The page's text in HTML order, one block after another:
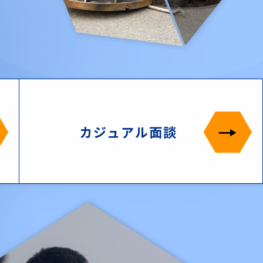
カジュアル面談